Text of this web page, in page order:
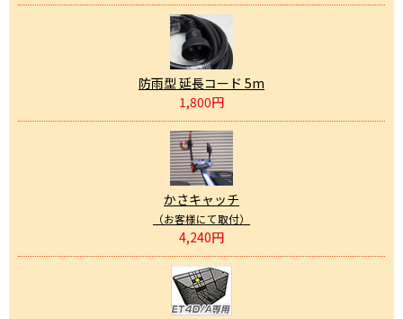
防雨型 延長コード 5m
1,800円
かさキャッチ
（お客様にて取付）
4,240円